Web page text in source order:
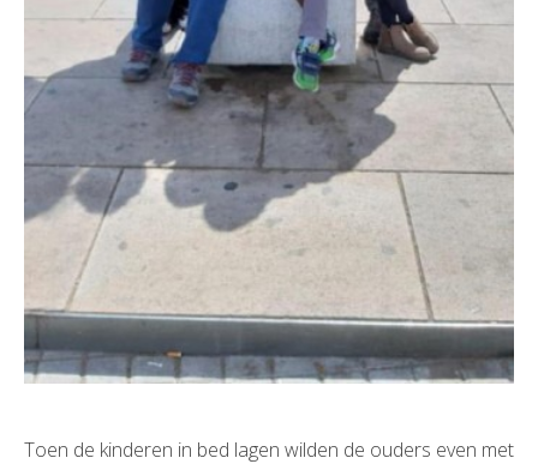
Toen de kinderen in bed lagen wilden de ouders even met